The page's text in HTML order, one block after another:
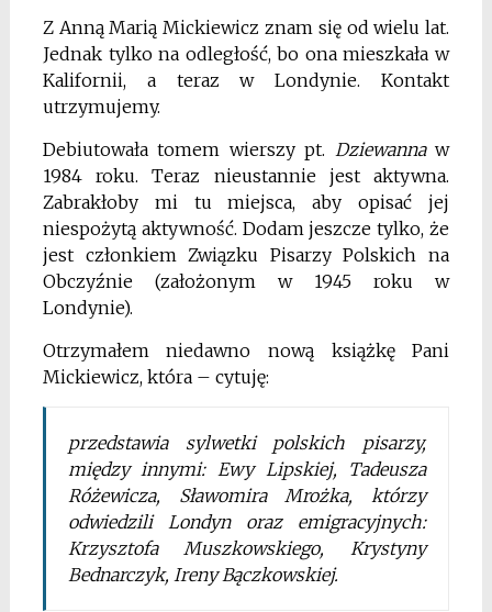
Z Anną Marią Mickiewicz znam się od wielu lat.
Jednak tylko na odległość, bo ona mieszkała w
Kalifornii, a teraz w Londynie. Kontakt
utrzymujemy.
Debiutowała tomem wierszy pt. Dziewannaw
1984 roku. Teraz nieustannie jest aktywna.
Zabrakłoby mi tu miejsca, aby opisać jej
niespożytą aktywność. Dodam jeszcze tylko, że
jest członkiem Związku Pisarzy Polskich na
Obczyźnie (założonym w 1945 roku w
Londynie).
Otrzymałem niedawno nową książkę Pani
Mickiewicz, która – cytuję:
przedstawia sylwetki polskich pisarzy,
między innymi: Ewy Lipskiej, Tadeusza
Różewicza, Sławomira Mrożka, którzy
odwiedzili Londyn oraz emigracyjnych:
Krzysztofa Muszkowskiego, Krystyny
Bednarczyk, Ireny Bączkowskiej.